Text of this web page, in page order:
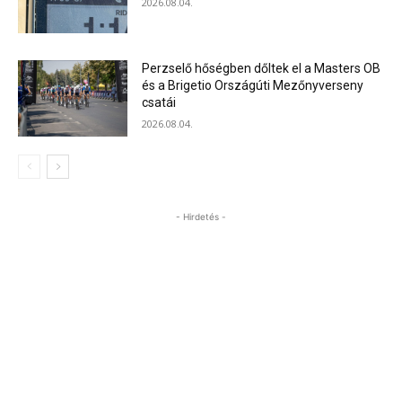
Perzselő hőségben dőltek el a Masters OB
és a Brigetio Országúti Mezőnyverseny
csatái
2026.08.04.
- Hirdetés -